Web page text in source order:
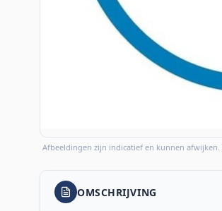
Afbeeldingen zijn indicatief en kunnen afwijken.
OMSCHRIJVING